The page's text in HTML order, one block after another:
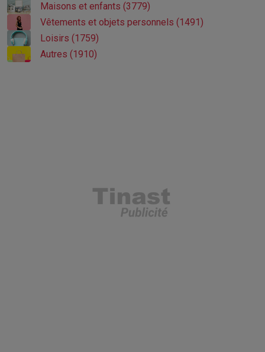
Maisons et enfants (3779)
Vêtements et objets personnels (1491)
Loisirs (1759)
Autres (1910)